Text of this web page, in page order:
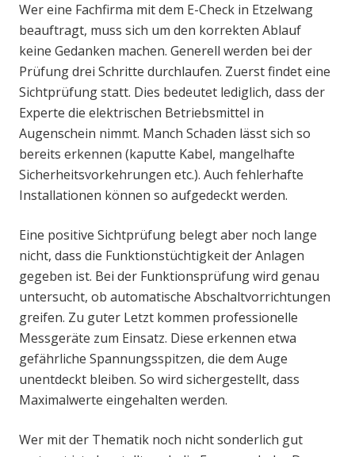
Wer eine Fachfirma mit dem E-Check in Etzelwang
beauftragt, muss sich um den korrekten Ablauf
keine Gedanken machen. Generell werden bei der
Prüfung drei Schritte durchlaufen. Zuerst findet eine
Sichtprüfung statt. Dies bedeutet lediglich, dass der
Experte die elektrischen Betriebsmittel in
Augenschein nimmt. Manch Schaden lässt sich so
bereits erkennen (kaputte Kabel, mangelhafte
Sicherheitsvorkehrungen etc.). Auch fehlerhafte
Installationen können so aufgedeckt werden.
Eine positive Sichtprüfung belegt aber noch lange
nicht, dass die Funktionstüchtigkeit der Anlagen
gegeben ist. Bei der Funktionsprüfung wird genau
untersucht, ob automatische Abschaltvorrichtungen
greifen. Zu guter Letzt kommen professionelle
Messgeräte zum Einsatz. Diese erkennen etwa
gefährliche Spannungsspitzen, die dem Auge
unentdeckt bleiben. So wird sichergestellt, dass
Maximalwerte eingehalten werden.
Wer mit der Thematik noch nicht sonderlich gut